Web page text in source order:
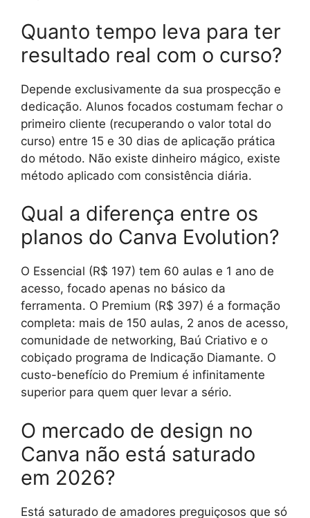
Quanto tempo leva para ter
resultado real com o curso?
Depende exclusivamente da sua prospecção e
dedicação. Alunos focados costumam fechar o
primeiro cliente (recuperando o valor total do
curso) entre 15 e 30 dias de aplicação prática
do método. Não existe dinheiro mágico, existe
método aplicado com consistência diária.
Qual a diferença entre os
planos do Canva Evolution?
O Essencial (R$ 197) tem 60 aulas e 1 ano de
acesso, focado apenas no básico da
ferramenta. O Premium (R$ 397) é a formação
completa: mais de 150 aulas, 2 anos de acesso,
comunidade de networking, Baú Criativo e o
cobiçado programa de Indicação Diamante. O
custo-benefício do Premium é infinitamente
superior para quem quer levar a sério.
O mercado de design no
Canva não está saturado
em 2026?
Está saturado de amadores preguiçosos que só